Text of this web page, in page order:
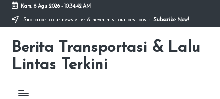
Skip
content
Kam, 6 Agu 2026- 10:34:42 AM
Subscribe to our newsletter & never miss our best posts. Subscribe Now!
Berita Transportasi & Lalu
Lintas Terkini
premancity.biz.id